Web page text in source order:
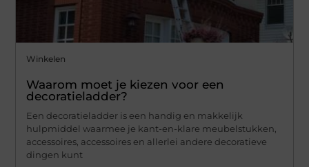
Winkelen
Waarom moet je kiezen voor een
decoratieladder?
Een decoratieladder is een handig en makkelijk
hulpmiddel waarmee je kant-en-klare meubelstukken,
accessoires, accessoires en allerlei andere decoratieve
dingen kunt